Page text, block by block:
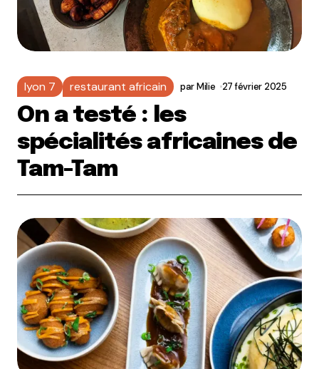
lyon 7 restaurant africain parMilie 27 février 2025
On a testé : les
spécialités africaines de
Tam-Tam